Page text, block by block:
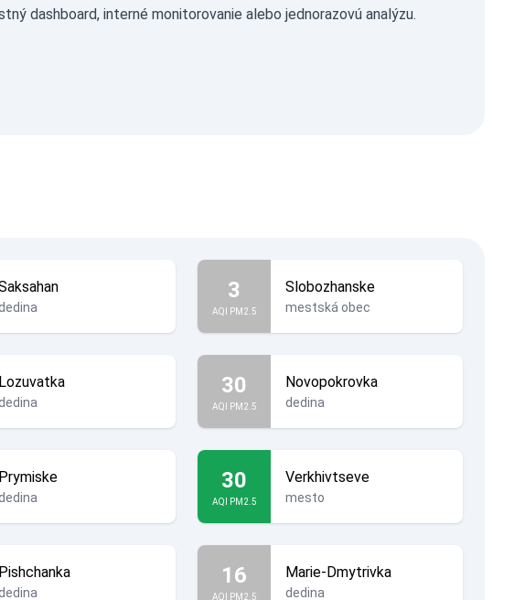
dashboard, interné monitorovanie alebo jednorazovú analýzu.
3
AQI PM2.5
Slobozhanske
mestská obec
Lozuvatka 30
AQI PM2.5
Novopokrovka
dedina
Prymiske 30
AQI PM2.5
Verkhivtseve
mesto
Pishchanka 16
AQI PM2.5
Marie-Dmytrivka
dedina